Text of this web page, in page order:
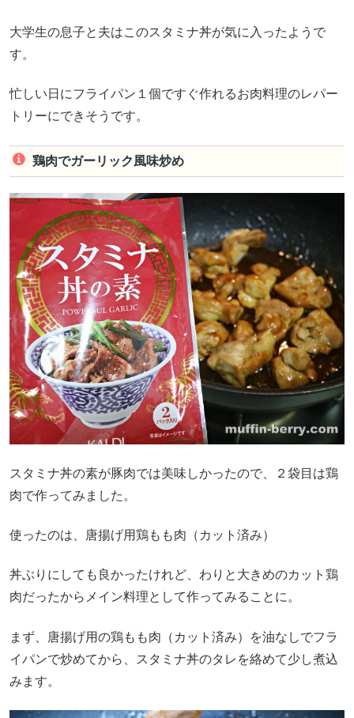
大学生の息子と夫はこのスタミナ丼が気に入ったようで
す。
忙しい日にフライパン１個ですぐ作れるお肉料理のレパー
トリーにできそうです。
鶏肉でガーリック風味炒め
スタミナ丼の素が豚肉では美味しかったので、２袋目は鶏
肉で作ってみました。
使ったのは、唐揚げ用鶏もも肉（カット済み）
丼ぶりにしても良かったけれど、わりと大きめのカット鶏
肉だったからメイン料理として作ってみることに。
まず、唐揚げ用の鶏もも肉（カット済み）を油なしでフラ
イパンで炒めてから、スタミナ丼のタレを絡めて少し煮込
みます。